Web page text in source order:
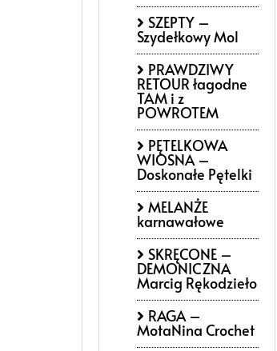
SZEPTY –
Szydełkowy Mol
PRAWDZIWY
RETOUR łagodne
TAM i z
POWROTEM
PĘTELKOWA
WIOSNA –
Doskonałe Pętelki
MELANŻE
karnawałowe
SKRĘCONE –
DEMONICZNA
Marcig Rękodzieło
RAGA –
MotaNina Crochet